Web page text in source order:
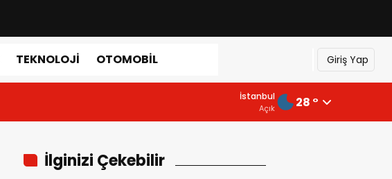
TEKNOLOJI OTOMOBIL Giriş Yap
İstanbul
Açık 28 °
İlginizi Çekebilir